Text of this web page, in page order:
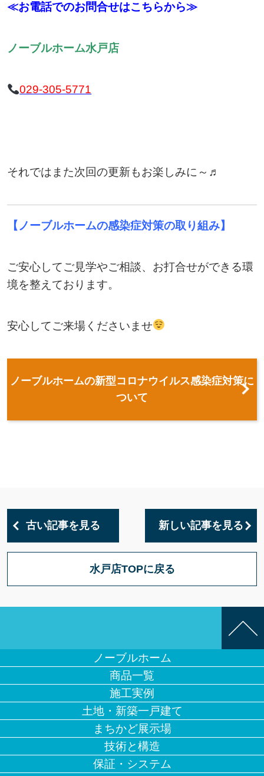
≪お電話でのお問合せはこちらから≫
ノーブルホーム水戸店
029-305-5771
それではまた次回の更新もお楽しみに～♬
【ノーブルホームの感染症対策の取り組み】
ご安心してご見学やご相談、お打合せができる環
境を整えております。
安心してご来場くださいませ
ノーブルホームの新型コロナウイルス感染症対策に
ついて
古い記事を見る 新しい記事を見る
水戸店TOPに戻る
ノーブルホーム
商品一覧
施工実例
土地・新築一戸建て
まちかど展示場
技術と構造
保証・システム